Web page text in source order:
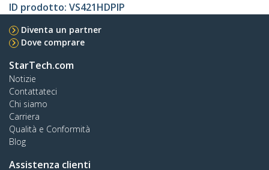
ID prodotto: VS421HDPIP
Diventa un partner
Dove comprare
StarTech.com
Notizie
Contattateci
Chi siamo
Carriera
Qualità e Conformità
Blog
Assistenza clienti